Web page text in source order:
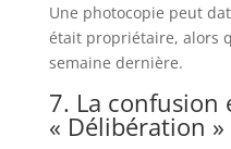
Une photocopie peut
était propriétaire, alors
semaine dernière.
7. La confusion
« Délibération